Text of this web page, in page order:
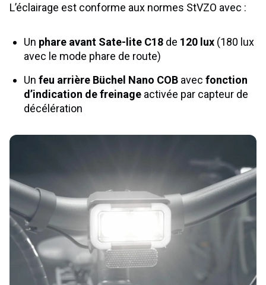
L’éclairage est conforme aux normes StVZO avec :
Un phare avant Sate-lite C18 de 120 lux (180 lux
avec le mode phare de route)
Un feu arrière Büchel Nano COB avec fonction
d’indication de freinage activée par capteur de
décélération